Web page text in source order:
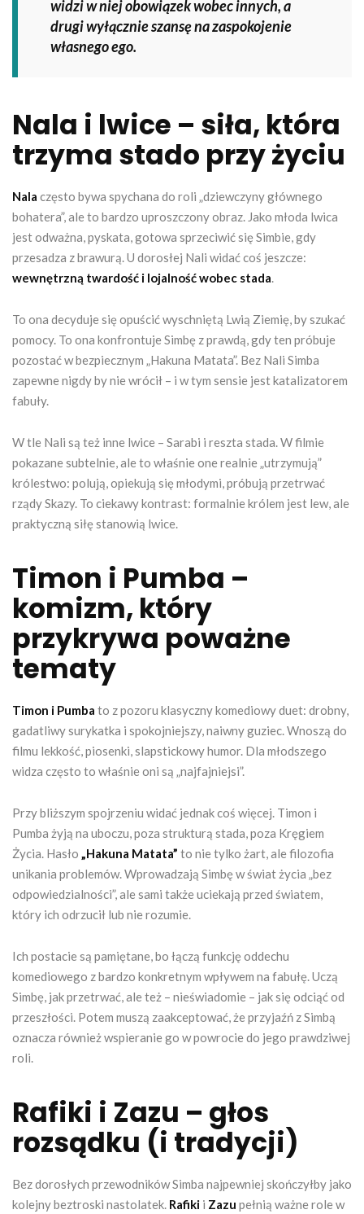
widzi w niej obowiązek wobec innych, a
drugi wyłącznie szansę na zaspokojenie
własnego ego.
Nala i lwice – siła, która
trzyma stado przy życiu
Nala często bywa spychana do roli „dziewczyny głównego
bohatera”, ale to bardzo uproszczony obraz. Jako młoda lwica
jest odważna, pyskata, gotowa sprzeciwić się Simbie, gdy
przesadza z brawurą. U dorosłej Nali widać coś jeszcze:
wewnętrzną twardość i lojalność wobec stada
To ona decyduje się opuścić wyschniętą Lwią Ziemię, by szukać
pomocy. To ona konfrontuje Simbę z prawdą, gdy ten próbuje
pozostać w bezpiecznym „Hakuna Matata”. Bez Nali Simba
zapewne nigdy by nie wrócił – i w tym sensie jest katalizatorem
fabuły.
W tle Nali są też inne lwice – Sarabi i reszta stada. W filmie
pokazane subtelnie, ale to właśnie one realnie „utrzymują”
królestwo: polują, opiekują się młodymi, próbują przetrwać
rządy Skazy. To ciekawy kontrast: formalnie królem jest lew, ale
praktyczną siłę stanowią lwice.
Timon i Pumba –
komizm, który
przykrywa poważne
tematy
Timon i Pumba to z pozoru klasyczny komediowy duet: drobny,
gadatliwy surykatka i spokojniejszy, naiwny guziec. Wnoszą do
filmu lekkość, piosenki, slapstickowy humor. Dla młodszego
widza często to właśnie oni są „najfajniejsi”.
Przy bliższym spojrzeniu widać jednak coś więcej. Timon i
Pumba żyją na uboczu, poza strukturą stada, poza Kręgiem
Życia. Hasło
„Hakuna Matata” to nie tylko żart, ale filozofia
unikania problemów. Wprowadzają Simbę w świat życia „bez
odpowiedzialności”, ale sami także uciekają przed światem,
który ich odrzucił lub nie rozumie.
Ich postacie są pamiętane, bo łączą funkcję oddechu
komediowego z bardzo konkretnym wpływem na fabułę. Uczą
Simbę, jak przetrwać, ale też – nieświadomie – jak się odciąć od
przeszłości. Potem muszą zaakceptować, że przyjaźń z Simbą
oznacza również wspieranie go w powrocie do jego prawdziwej
roli.
Rafiki i Zazu – głos
rozsądku (i tradycji)
Bez dorosłych przewodników Simba najpewniej skończyłby jako
kolejny beztroski nastolatek. Rafiki i Zazu pełnią ważne role w